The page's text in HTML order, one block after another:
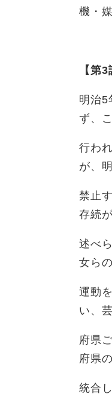
機・
【第
明治5
ず、
行わ
が、
禁止
存続
述べ
女ら
運動
い、
府県
府県
統合